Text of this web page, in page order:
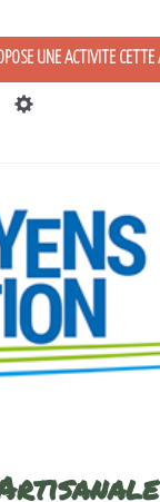
UNE ACTIVITE CETTE